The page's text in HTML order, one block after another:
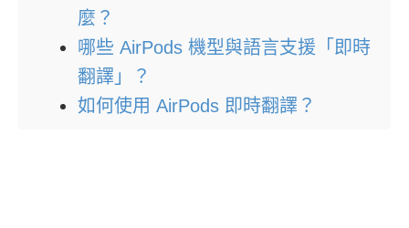
麼？
哪些 AirPods 機型與語言支援「即時
翻譯」？
如何使用 AirPods 即時翻譯？